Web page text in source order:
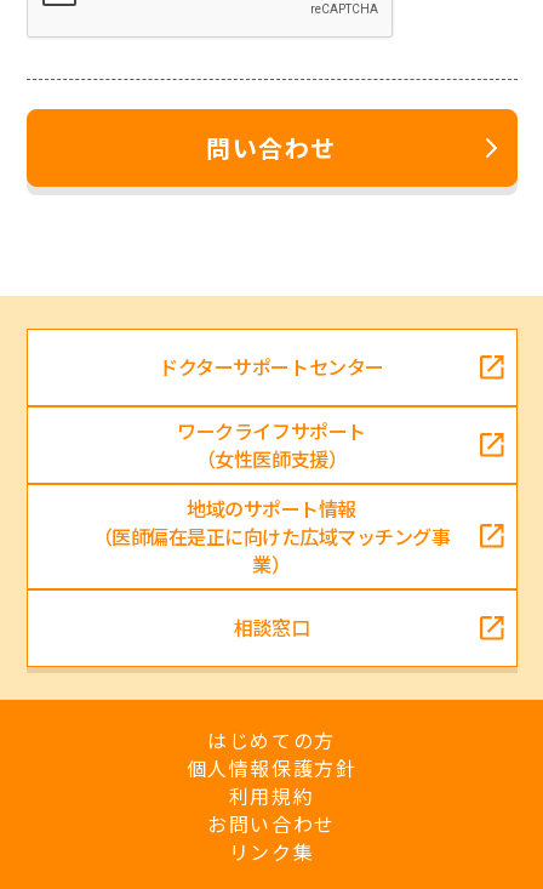
問い合わせ
ドクターサポートセンター
ワークライフサポート
（女性医師支援）
地域のサポート情報
（医師偏在是正に向けた広域マッチング事
業）
相談窓口
はじめての方
個人情報保護方針
利用規約
お問い合わせ
リンク集